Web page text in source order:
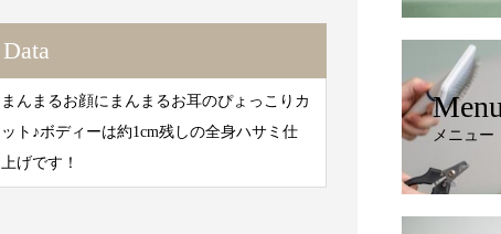
Data
まんまるお顔にまんまるお耳のぴょっこりカ
ット♪ボディーは約1cm残しの全身ハサミ仕
上げです！
Menu
メニュー